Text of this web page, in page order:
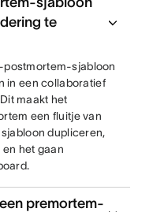
te
postmortem-sjabloon
in een collaboratief
maakt het
een fluitje van
dupliceren,
het gaan
premortem-